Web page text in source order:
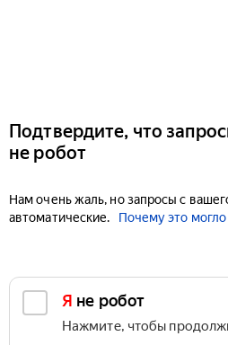
Подтвердите, что
не робот
Нам очень жаль, но запросы с
автоматические.
Почему это
Я не робот
Нажмите, чтобы